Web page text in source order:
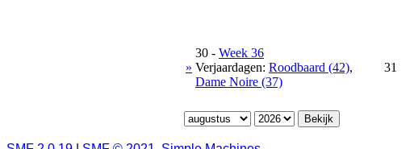
»
30 - Week 36
Verjaardagen: Roodbaard (42),
Dame Noire (37)
31